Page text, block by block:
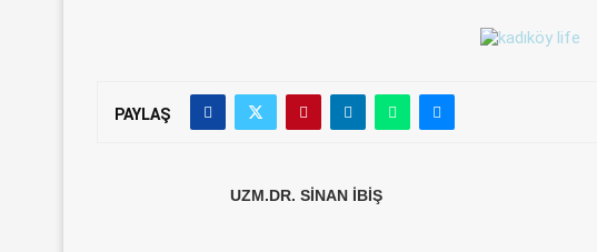
PAYLAŞ
UZM.DR. SINAN İBIŞ